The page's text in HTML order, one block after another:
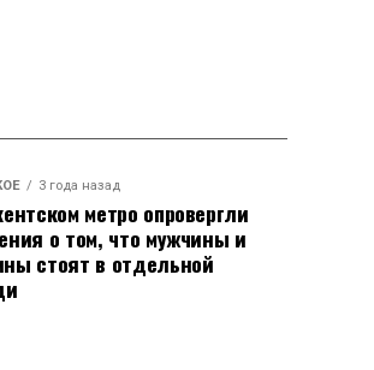
3 года назад
метро опровергли
о том, что мужчины и
стоят в отдельной